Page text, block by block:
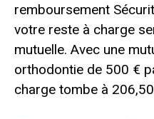
remboursement
votre reste à charge
mutuelle. Avec une
orthodontie de 500 €
charge tombe à